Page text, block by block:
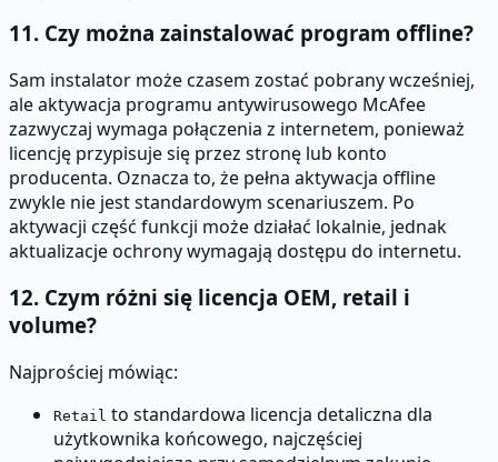
11. Czy można zainstalować program offline?
Sam instalator może czasem zostać pobrany wcześniej,
ale aktywacja programu antywirusowego McAfee
zazwyczaj wymaga połączenia z internetem, ponieważ
licencję przypisuje się przez stronę lub konto
producenta. Oznacza to, że pełna aktywacja offline
zwykle nie jest standardowym scenariuszem. Po
aktywacji część funkcji może działać lokalnie, jednak
aktualizacje ochrony wymagają dostępu do internetu.
12. Czym różni się licencja OEM, retail i
volume?
Najprościej mówiąc:
Retail to standardowa licencja detaliczna dla
użytkownika końcowego, najczęściej